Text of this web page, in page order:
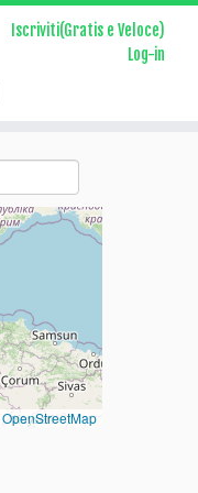
Iscriviti(Gratis e Veloce)
Log-in
OpenStreetMap